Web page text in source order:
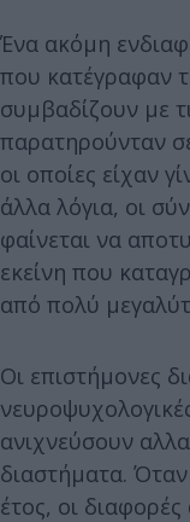
Ένα ακόμη
που κατέγραφαν
συμβαδίζουν με
παρατηρούνταν
οι οποίες είχαν
άλλα λόγια, οι
φαίνεται να
εκείνη που
από πολύ
Οι επιστήμονες
ανιχνεύσουν
διαστήματα.
έτος, οι